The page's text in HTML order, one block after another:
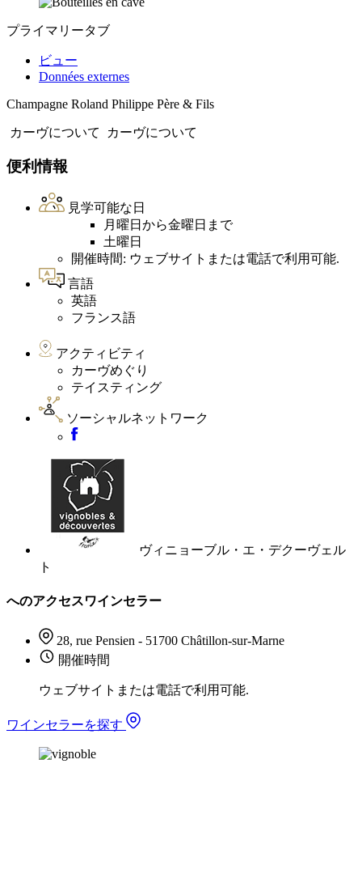
プライマリータブ
ビュー
Données externes
Champagne Roland Philippe Père & Fils
カーヴについて カーヴについて
便利情報
見学可能な日
月曜日から金曜日まで
土曜日
開催時間: ウェブサイトまたは電話で利用可能.
言語
英語
フランス語
アクティビティ
カーヴめぐり
テイスティング
ソーシャルネットワーク
ヴィニョーブル・エ・デクーヴェル
ト
へのアクセスワインセラー
28, rue Pensien - 51700 Châtillon-sur-Marne
開催時間
ウェブサイトまたは電話で利用可能.
ワインセラーを探す